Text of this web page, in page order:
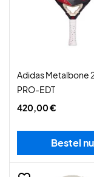
Adidas Metalbone
PRO-EDT
420,00 €
Bestel nu